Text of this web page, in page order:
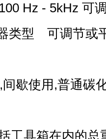
Hz - 5kHz 可
类型 可调节或
歇使用,普通碳
工具箱在内的总